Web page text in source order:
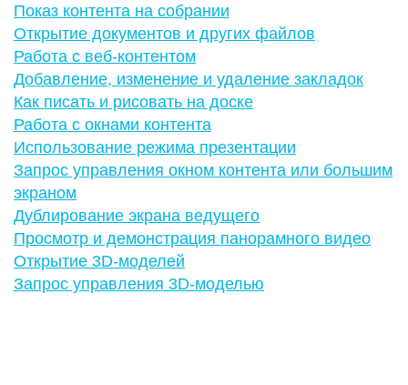
Показ контента на собрании
Открытие документов и других файлов
Работа с веб-контентом
Добавление, изменение и удаление закладок
Как писать и рисовать на доске
Работа с окнами контента
Использование режима презентации
Запрос управления окном контента или большим
экраном
Дублирование экрана ведущего
Просмотр и демонстрация панорамного видео
Открытие 3D-моделей
Запрос управления 3D-моделью